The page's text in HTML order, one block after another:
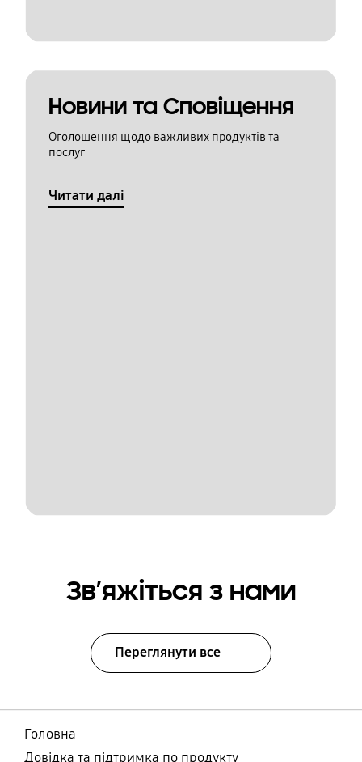
Новини та Сповіщення
Оголошення щодо важливих продуктів та
послуг
Читати далі
Зв’яжіться з нами
Переглянути все
Головна
Довідка та підтримка по продукту